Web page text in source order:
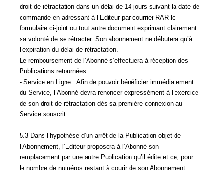
droit de rétractation dans un délai de 14 jours suivant la date de
commande en adressant à l’Editeur par courrier RAR le
formulaire ci-joint ou tout autre document exprimant clairement
sa volonté de se rétracter. Son abonnement ne débutera qu’à
l’expiration du délai de rétractation.
Le remboursement de l’Abonné s’effectuera à réception des
Publications retournées.
- Service en Ligne : Afin de pouvoir bénéficier immédiatement
du Service, l’Abonné devra renoncer expressément à l’exercice
de son droit de rétractation dès sa première connexion au
Service souscrit.
5.3 Dans l’hypothèse d’un arrêt de la Publication objet de
l’Abonnement, l’Editeur proposera à l’Abonné son
remplacement par une autre Publication qu’il édite et ce, pour
le nombre de numéros restant à courir de son Abonnement.